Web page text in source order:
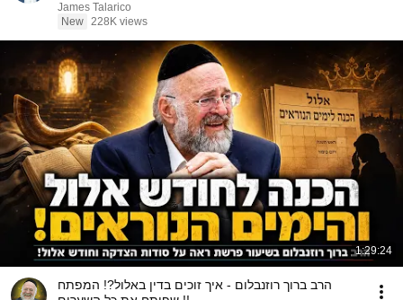
James Talarico
New 228K views
1:29:24
הרב ברוך רוזנבלום - איך זוכים בדין באלול?! המפתח